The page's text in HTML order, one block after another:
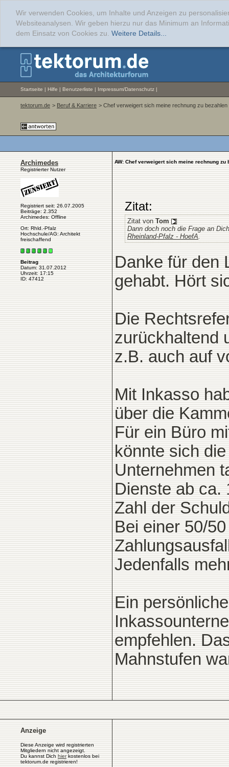
Wir verwenden Cookies, um Inhalte und Anzeigen zu
Websiteanalysen. Wir geben hierzu nur das Minimum an
dem Einsatz von Cookies zu. Weitere Details...
Startseite | Hilfe | Benutzerliste | Impressum/Datenschutz |
tektorum.de > Beruf & Karriere > Chef verweigert sich meine rechnung zu bezahlen
Archimedes
Registrierter Nutzer
Registriert seit: 26.07.2005
Beiträge: 2.352
Archimedes: Offline
Ort: Rhld.-Pfalz
Hochschule/AG: Architekt
freischaffend
Beitrag
Datum: 31.07.2012
Uhrzeit: 17:15
ID: 47412
AW: Chef verweigert sich meine rechnung zu
Zitat:
Zitat von Tom
Dann doch noch die Frage an
Rheinland-Pfalz - HoefA.
Danke für den
gehabt. Hört
Die
zurückhaltend
z.B. auch auf
Mit Inkasso
über die
Für ein Büro
könnte sich
Unternehmen
Dienste ab ca.
Zahl der
Bei einer 50/
Jedenfalls
Ein
empfehlen.
Mahnstufen
Anzeige
Diese Anzeige wird registrierten
Mitgliedern nicht angezeigt.
Du kannst Dich hierkostenlos bei
tektorum.de registrieren!